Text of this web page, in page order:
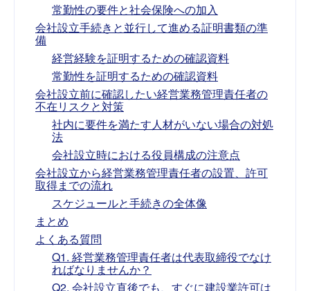
常勤性の要件と社会保険への加入
会社設立手続きと並行して進める証明書類の準
備
経営経験を証明するための確認資料
常勤性を証明するための確認資料
会社設立前に確認したい経営業務管理責任者の
不在リスクと対策
社内に要件を満たす人材がいない場合の対処
法
会社設立時における役員構成の注意点
会社設立から経営業務管理責任者の設置、許可
取得までの流れ
スケジュールと手続きの全体像
まとめ
よくある質問
Q1. 経営業務管理責任者は代表取締役でなけ
ればなりませんか？
Q2. 会社設立直後でも、すぐに建設業許可は